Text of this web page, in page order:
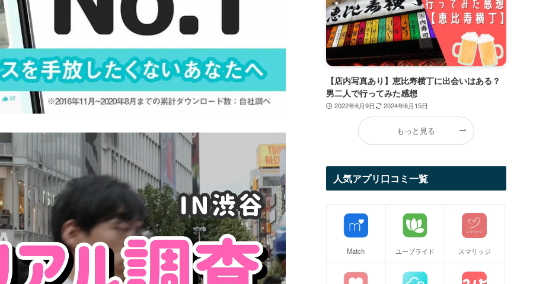
【店内写真あり】恵比寿横丁に出会いはある？
男二人で行ってみた感想
2022年6月9日 2024年6月15日
もっと見る
人気アプリ口コミ一覧
Match ユーブライド スマリッジ